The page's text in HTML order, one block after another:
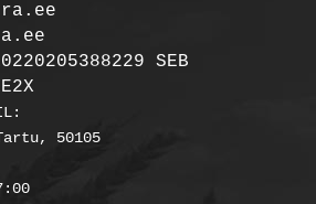
SEB
50105
E-R 09:00 - 17:00